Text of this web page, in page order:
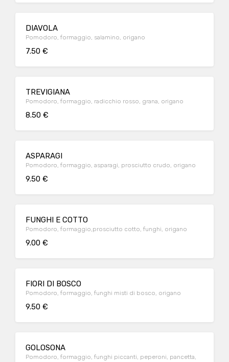
DIAVOLA
Pomodoro, formaggio, salamino, origano
7.50 €
TREVIGIANA
Pomodoro, formaggio, radicchio rosso, grana, origano
8.50 €
ASPARAGI
Pomodoro, formaggio, asparagi, prosciutto crudo, origano
9.50 €
FUNGHI E COTTO
Pomodoro, formaggio,prosciutto cotto, funghi, origano
9.00 €
FIORI DI BOSCO
Pomodoro, formaggio, funghi misti di bosco, origano
9.50 €
GOLOSONA
Pomodoro, formaggio, funghi piccanti, peperoni, pancetta,